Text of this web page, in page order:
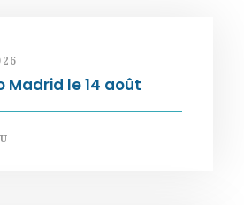
Madrid le 14 août